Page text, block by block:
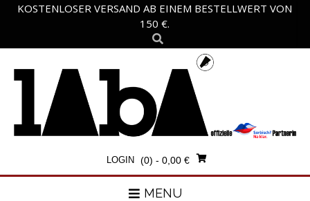
KOSTENLOSER VERSAND AB EINEM BESTELLWERT VON
150 €.
LOGIN (0) - 0,00 €
MENU